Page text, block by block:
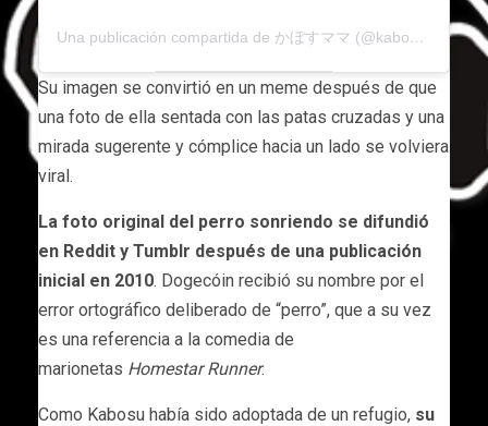
Una publicación compartida de かぼすママ (@kabosumama)
Su imagen se convirtió en un meme después de que
una foto de ella sentada con las patas cruzadas y una
mirada sugerente y cómplice hacia un lado se volviera
viral.
La foto original del perro sonriendo se difundió
en Reddit y Tumblr después de una publicación
inicial en 2010. Dogecóin recibió su nombre por el
error ortográfico deliberado de “perro”, que a su vez
es una referencia a la comedia de
marionetas Homestar Runner.
Como Kabosu había sido adoptada de un refugio, su